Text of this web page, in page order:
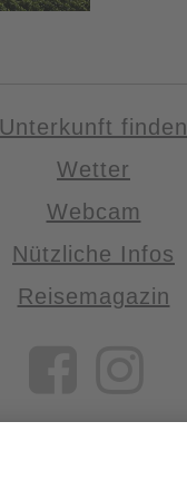
Unterkunft finden
Wetter
Webcam
Nützliche Infos
Reisemagazin